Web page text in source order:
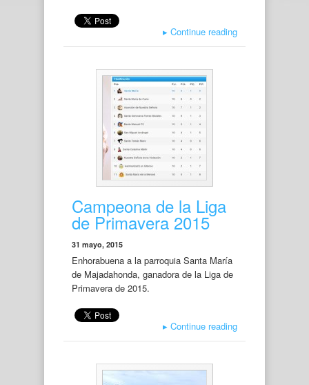
▸ Continue reading
Campeona de la Liga
de Primavera 2015
31 mayo, 2015
Enhorabuena a la parroquia Santa María
de Majadahonda, ganadora de la Liga de
Primavera de 2015.
▸ Continue reading